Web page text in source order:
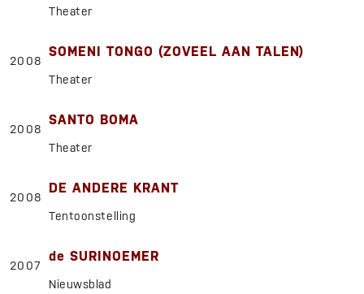
Theater
2008
SOMENI TONGO (ZOVEEL AAN TALEN)
Theater
2008
SANTO BOMA
Theater
2008
DE ANDERE KRANT
Tentoonstelling
2007
de SURINOEMER
Nieuwsblad